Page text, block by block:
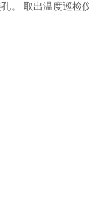
。 取出温度巡检